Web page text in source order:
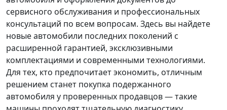
сервисного обслуживания и профессиональных
консультаций по всем вопросам. Здесь вы найдете
новые автомобили последних поколений с
расширенной гарантией, эксклюзивными
комплектациями и современными технологиями.
Для тех, кто предпочитает экономить, отличным
решением станет покупка подержанного
автомобиля у проверенных продавцов — такие